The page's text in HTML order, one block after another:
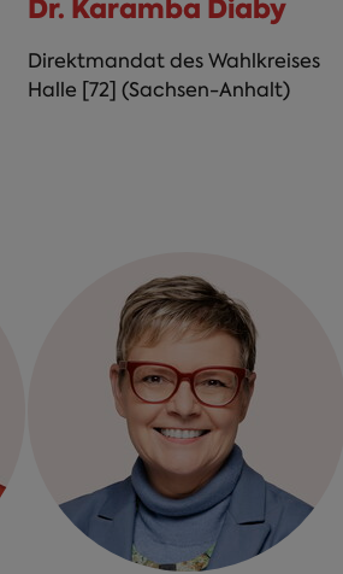
Dr. Karamba Diaby
Direktmandat des Wahlkreises
Halle [72] (Sachsen-Anhalt)